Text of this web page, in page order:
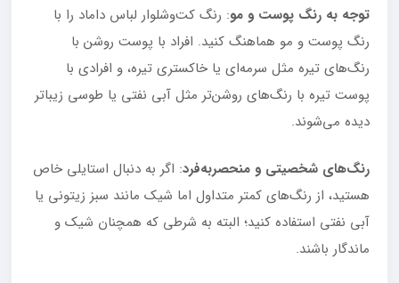
توجه به رنگ پوست و مو: رنگ کت‌وشلوار لباس داماد را با
رنگ پوست و مو هماهنگ کنید. افراد با پوست روشن با
رنگ‌های تیره مثل سرمه‌ای یا خاکستری تیره، و افرادی با
پوست تیره با رنگ‌های روشن‌تر مثل آبی نفتی یا طوسی زیباتر
دیده می‌شوند.
رنگ‌های شخصیتی و منحصر‌به‌فرد: اگر به دنبال استایلی خاص
هستید، از رنگ‌های کمتر متداول اما شیک مانند سبز زیتونی یا
آبی نفتی استفاده کنید؛ البته به شرطی که همچنان شیک و
ماندگار باشند.